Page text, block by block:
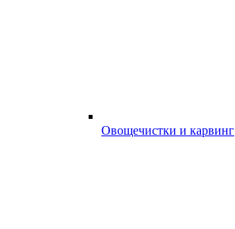
Овощечистки и карвинг